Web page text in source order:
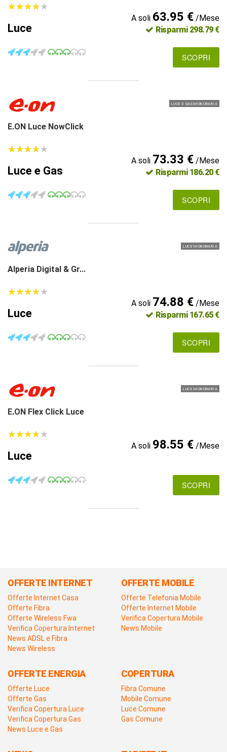
★★★★★
★★★★★
Luce
A soli 63.95 €/Mese
Risparmi 298.79 €
SCOPRI
LUCE E GAS MONORARIA
E.ON Luce NowClick
★★★★★
★★★★★
Luce e Gas
A soli 73.33 €/Mese
Risparmi 186.20 €
SCOPRI
LUCE MONORARIA
Alperia Digital & Gr...
★★★★★
★★★★★
Luce
A soli 74.88 €/Mese
Risparmi 167.65 €
SCOPRI
LUCE MONORARIA
E.ON Flex Click Luce
★★★★★
★★★★★
Luce
A soli 98.55 €/Mese
SCOPRI
OFFERTE INTERNET
Offerte Internet Casa
Offerte Fibra
Offerte Wireless Fwa
Verifica Copertura Internet
News ADSL e Fibra
News Wireless
OFFERTE MOBILE
Offerte Telefonia Mobile
Offerte Internet Mobile
Verifica Copertura Mobile
News Mobile
OFFERTE ENERGIA
Offerte Luce
Offerte Gas
Verifica Copertura Luce
Verifica Copertura Gas
News Luce e Gas
COPERTURA
Fibra Comune
Mobile Comune
Luce Comune
Gas Comune